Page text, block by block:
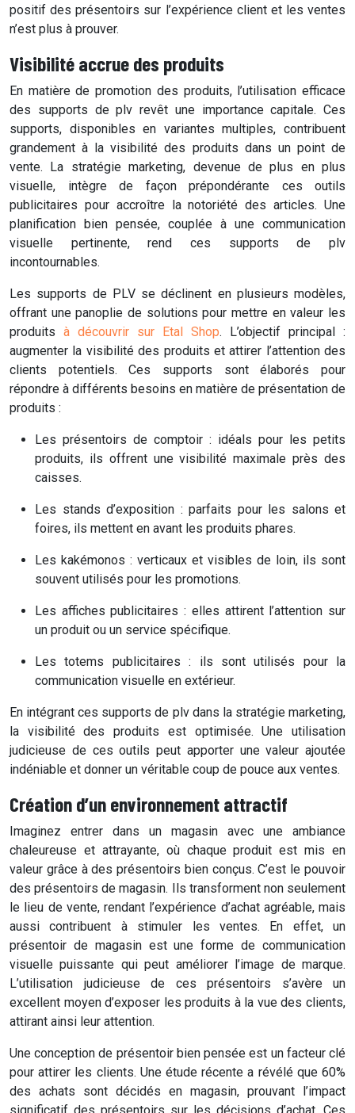
positif des présentoirs sur l’expérience client et les ventes
n’est plus à prouver.
Visibilité accrue des produits
En matière de promotion des produits, l’utilisation efficace
des supports de plv revêt une importance capitale. Ces
supports, disponibles en variantes multiples, contribuent
grandement à la visibilité des produits dans un point de
vente. La stratégie marketing, devenue de plus en plus
visuelle, intègre de façon prépondérante ces outils
publicitaires pour accroître la notoriété des articles. Une
planification bien pensée, couplée à une communication
visuelle pertinente, rend ces supports de plv
incontournables.
Les supports de PLV se déclinent en plusieurs modèles,
offrant une panoplie de solutions pour mettre en valeur les
produits à découvrir sur Etal Shop. L’objectif principal :
augmenter la visibilité des produits et attirer l’attention des
clients potentiels. Ces supports sont élaborés pour
répondre à différents besoins en matière de présentation de
produits :
Les présentoirs de comptoir : idéals pour les petits
produits, ils offrent une visibilité maximale près des
caisses.
Les stands d’exposition : parfaits pour les salons et
foires, ils mettent en avant les produits phares.
Les kakémonos : verticaux et visibles de loin, ils sont
souvent utilisés pour les promotions.
Les affiches publicitaires : elles attirent l’attention sur
un produit ou un service spécifique.
Les totems publicitaires : ils sont utilisés pour la
communication visuelle en extérieur.
En intégrant ces supports de plv dans la stratégie marketing,
la visibilité des produits est optimisée. Une utilisation
judicieuse de ces outils peut apporter une valeur ajoutée
indéniable et donner un véritable coup de pouce aux ventes.
Création d’un environnement attractif
Imaginez entrer dans un magasin avec une ambiance
chaleureuse et attrayante, où chaque produit est mis en
valeur grâce à des présentoirs bien conçus. C’est le pouvoir
des présentoirs de magasin. Ils transforment non seulement
le lieu de vente, rendant l’expérience d’achat agréable, mais
aussi contribuent à stimuler les ventes. En effet, un
présentoir de magasin est une forme de communication
visuelle puissante qui peut améliorer l’image de marque.
L’utilisation judicieuse de ces présentoirs s’avère un
excellent moyen d’exposer les produits à la vue des clients,
attirant ainsi leur attention.
Une conception de présentoir bien pensée est un facteur clé
pour attirer les clients. Une étude récente a révélé que 60%
des achats sont décidés en magasin, prouvant l’impact